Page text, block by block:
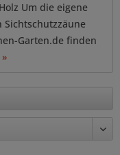
Um die eigene
Sichtschutzzäune
Garten.de finden